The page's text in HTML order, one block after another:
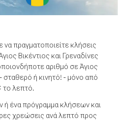
πραγματοποιείτε κλήσεις
Βικέντιος και Γρεναδίνες
αριθμό σε Άγιος
- σταθερό ή κινητό! - μόνο από
το λεπτό.
ένα πρόγραμμα κλήσεων και
χρεώσεις ανά λεπτό προς